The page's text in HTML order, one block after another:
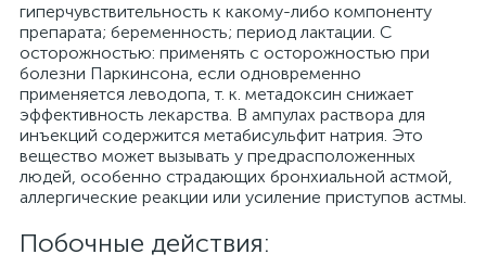
гиперчувствительность к какому-либо компоненту
препарата; беременность; период лактации. С
осторожностью: применять с осторожностью при
болезни Паркинсона, если одновременно
применяется леводопа, т. к. метадоксин снижает
эффективность лекарства. В ампулах раствора для
инъекций содержится метабисульфит натрия. Это
вещество может вызывать у предрасположенных
людей, особенно страдающих бронхиальной астмой,
аллергические реакции или усиление приступов астмы.
Побочные действия: